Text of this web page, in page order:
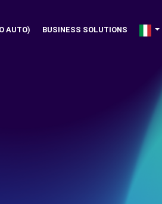
AUTO) BUSINESS SOLUTIONS